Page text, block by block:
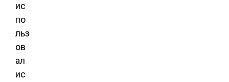
ис
по
льз
ов
ал
ис